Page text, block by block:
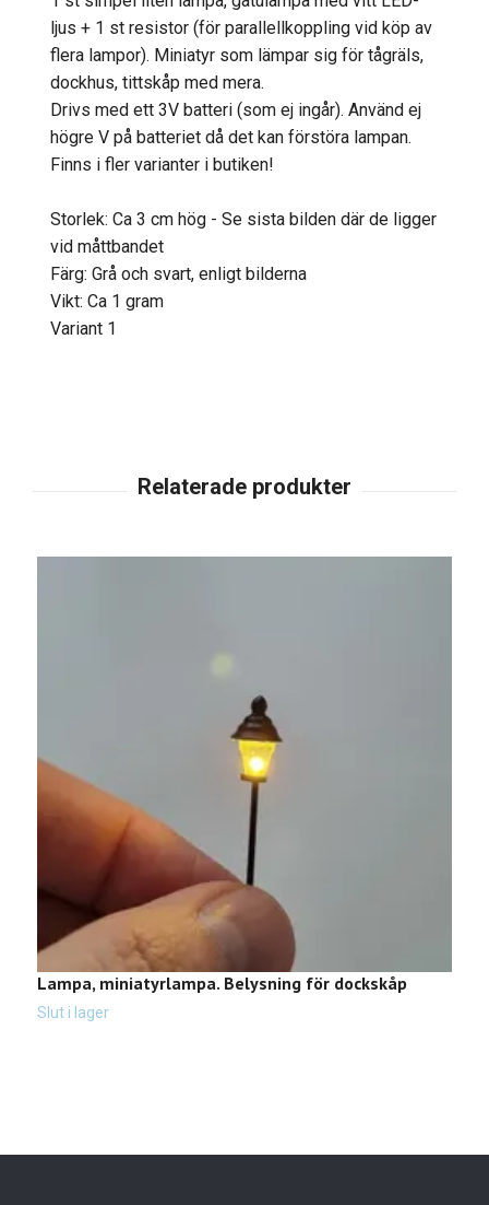
ljus + 1 st resistor (för parallellkoppling vid köp av
flera lampor). Miniatyr som lämpar sig för tågräls,
dockhus, tittskåp med mera.
Drivs med ett 3V batteri (som ej ingår). Använd ej
högre V på batteriet då det kan förstöra lampan.
Finns i fler varianter i butiken!
Storlek: Ca 3 cm hög - Se sista bilden där de ligger
vid måttbandet
Färg: Grå och svart, enligt bilderna
Vikt: Ca 1 gram
Variant 1
Lampa, miniatyrlampa. Belysning för dockskåp
Slut i lager